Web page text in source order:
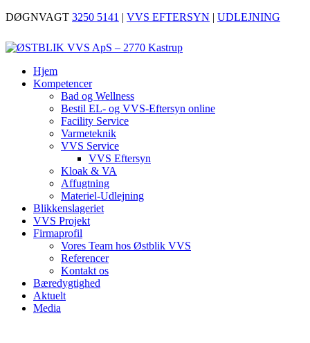
DØGNVAGT 3250 5141 | VVS EFTERSYN | UDLEJNING
Hjem
Kompetencer
Bad og Wellness
Bestil EL- og VVS-Eftersyn online
Facility Service
Varmeteknik
VVS Service
VVS Eftersyn
Kloak & VA
Affugtning
Materiel-Udlejning
Blikkenslageriet
VVS Projekt
Firmaprofil
Vores Team hos Østblik VVS
Referencer
Kontakt os
Bæredygtighed
Aktuelt
Media